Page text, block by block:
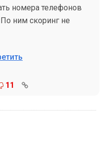
номера телефонов
ним скоринг не
11